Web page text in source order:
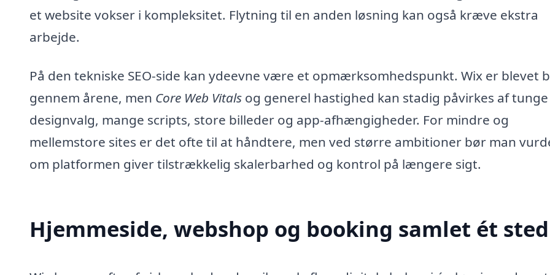
et website vokser i kompleksitet. Flytning til en anden løsning kan også kræve ekstra
arbejde.
På den tekniske SEO-side kan ydeevne være et opmærksomhedspunkt. Wix er blevet
gennem årene, men Core Web Vitals og generel hastighed kan stadig påvirkes af tunge
designvalg, mange scripts, store billeder og app-afhængigheder. For mindre og
mellemstore sites er det ofte til at håndtere, men ved større ambitioner bør man
om platformen giver tilstrækkelig skalerbarhed og kontrol på længere sigt.
Hjemmeside, webshop og booking samlet ét sted